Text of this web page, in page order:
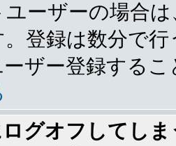
ーザーの場合
。登録は数分で
ザー登録する
グオフしてし